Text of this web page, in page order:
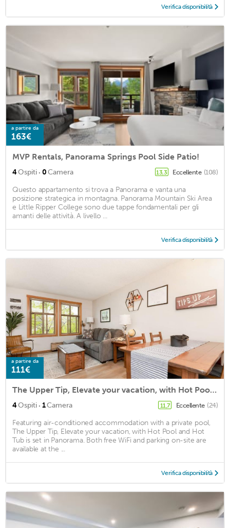
Verifica disponibilità
a partire da
163€
MVP Rentals, Panorama Springs Pool Side Patio!
4Ospiti · 0Camera 13,3 Eccellente (108)
Questo appartamento si trova a Panorama e vanta una
posizione strategica in montagna. Panorama Mountain Ski Area
e Little Ripper College sono due tappe fondamentali per gli
amanti delle attività. A livello ...
Verifica disponibilità
a partire da
111€
The Upper Tip, Elevate your vacation, with Hot Pool and Hot Tub
4Ospiti · 1Camera 11,7 Eccellente (24)
Featuring air-conditioned accommodation with a private pool,
The Upper Tip, Elevate your vacation, with Hot Pool and Hot
Tub is set in Panorama. Both free WiFi and parking on-site are
available at the ...
Verifica disponibilità